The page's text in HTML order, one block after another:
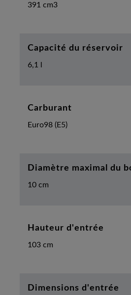
391 cm3
Capacité du réservoir
6,1 l
Carburant
Euro98 (E5)
Diamètre maximal du
10 cm
Hauteur d'entrée
103 cm
Dimensions d'entrée